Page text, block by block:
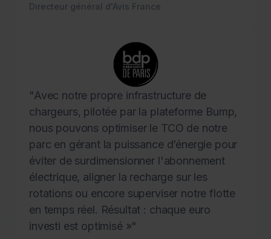
Directeur général d'Avis France
"Avec notre propre infrastructure de
chargeurs, pilotée par la plateforme Bump,
nous pouvons optimiser le TCO de notre
parc en gérant la puissance d’énergie pour
éviter de surdimensionner l'abonnement
électrique, aligner la recharge sur les
rotations ou encore superviser notre flotte
en temps réel. Résultat : chaque euro
investi est optimisé »"